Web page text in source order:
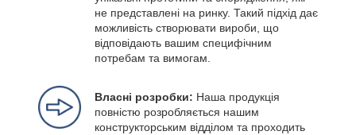
не представлені на ринку. Такий підхід дає
можливість створювати вироби, що
відповідають вашим специфічним
потребам та вимогам.
Власні розробки: Наша продукція
повністю розробляється нашим
конструкторським відділом та проходить